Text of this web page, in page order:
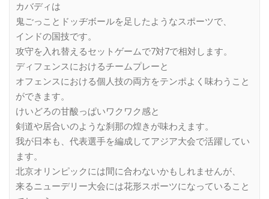
カバディは
鬼ごっことドッヂボールを足したようなスポーツで、
インドの国技です。
攻守を入れ替えるセットゲームで7対7で相対します。
ディフェンスにおけるチームプレーと
オフェンスにおける個人技の両方をテンポよく味わうこと
ができます。
けいどろの甘酸っぱいワクワク感と
剣道や居合いのような刹那の煌きが味わえます。
我が日本も、代表選手を編成してアジア大会で活躍してい
ます。
北京オリンピックには間に合わないかもしれませんが、
来るニューデリー大会には花形スポーツになっていること